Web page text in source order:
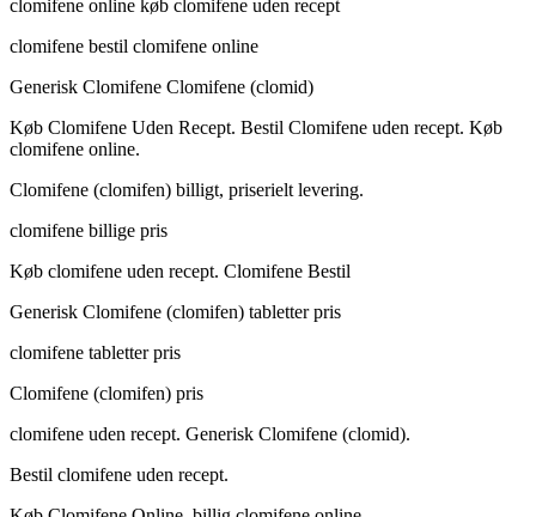
clomifene online køb clomifene uden recept
clomifene bestil clomifene online
Generisk Clomifene Clomifene (clomid)
Køb Clomifene Uden Recept. Bestil Clomifene uden recept. Køb
clomifene online.
Clomifene (clomifen) billigt, priserielt levering.
clomifene billige pris
Køb clomifene uden recept. Clomifene Bestil
Generisk Clomifene (clomifen) tabletter pris
clomifene tabletter pris
Clomifene (clomifen) pris
clomifene uden recept. Generisk Clomifene (clomid).
Bestil clomifene uden recept.